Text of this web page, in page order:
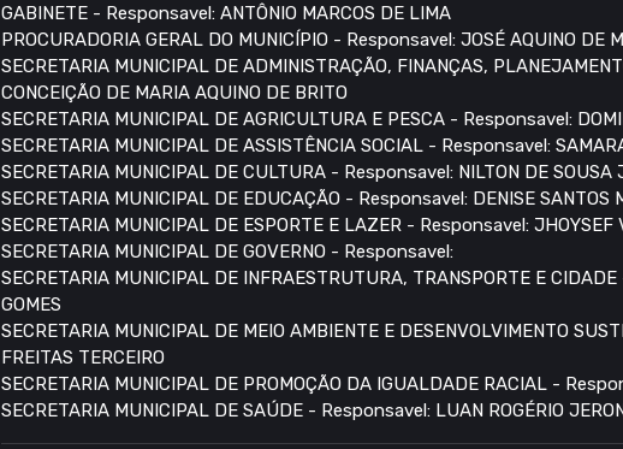
GABINETE - Responsavel: ANTÔNIO MARCOS DE LIMA
PROCURADORIA GERAL DO MUNICÍPIO - Responsavel: JOSÉ AQUINO DE
SECRETARIA MUNICIPAL DE ADMINISTRAÇÃO, FINANÇAS,
CONCEIÇÃO DE MARIA AQUINO DE BRITO
SECRETARIA MUNICIPAL DE AGRICULTURA E PESCA - Responsavel:
SECRETARIA MUNICIPAL DE ASSISTÊNCIA SOCIAL - Responsavel:
SECRETARIA MUNICIPAL DE CULTURA - Responsavel: NILTON DE SOUSA
SECRETARIA MUNICIPAL DE EDUCAÇÃO - Responsavel: DENISE SANTOS
SECRETARIA MUNICIPAL DE ESPORTE E LAZER - Responsavel: JHOYSEF
SECRETARIA MUNICIPAL DE GOVERNO - Responsavel:
SECRETARIA MUNICIPAL DE INFRAESTRUTURA, TRANSPORTE E
GOMES
SECRETARIA MUNICIPAL DE MEIO AMBIENTE E DESENVOLVIMENTO
FREITAS TERCEIRO
SECRETARIA MUNICIPAL DE PROMOÇÃO DA IGUALDADE RACIAL -
SECRETARIA MUNICIPAL DE SAÚDE - Responsavel: LUAN ROGÉRIO